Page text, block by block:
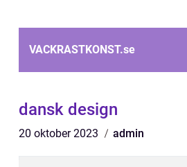
VACKRASTKONST.se
dansk design
20 oktober 2023 admin